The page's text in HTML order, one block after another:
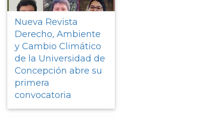
Nueva Revista
Derecho, Ambiente
y Cambio Climático
de la Universidad de
Concepción abre su
primera
convocatoria